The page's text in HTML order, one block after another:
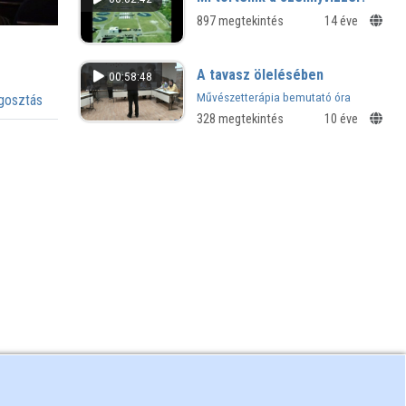
897 megtekintés 14 éve
00:58:48 A tavasz ölelésében
Művészetterápia bemutató óra
328 megtekintés 10 éve